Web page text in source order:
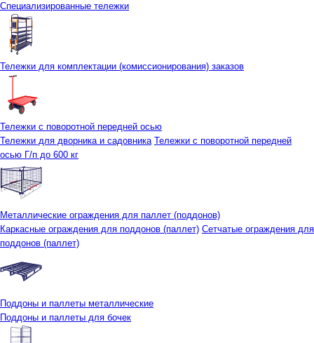
Специализированные тележки
Тележки для комплектации (комиссионирования) заказов
Тележки с поворотной передней осью
Тележки для дворника и садовника Тележки с поворотной передней
осью Г/п до 600 кг
Металлические ограждения для паллет (поддонов)
Каркасные ограждения для поддонов (паллет) Сетчатые ограждения для
поддонов (паллет)
Поддоны и паллеты металлические
Поддоны и паллеты для бочек